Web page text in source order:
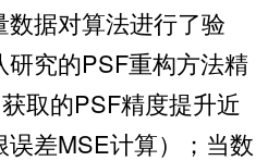
据对算法进行了验
究的PSF重构方法精
取的PSF精度提升近
差MSE计算）；当数